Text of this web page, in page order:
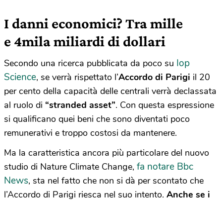
I danni economici? Tra mille
e 4mila miliardi di dollari
Secondo una ricerca pubblicata da poco su Iop
Science, se verrà rispettato l’Accordo di Parigi il 20
per cento della capacità delle centrali verrà declassata
al ruolo di “stranded asset”. Con questa espressione
si qualificano quei beni che sono diventati poco
remunerativi e troppo costosi da mantenere.
Ma la caratteristica ancora più particolare del nuovo
studio di Nature Climate Change, fa notare Bbc
News, sta nel fatto che non si dà per scontato che
l’Accordo di Parigi riesca nel suo intento. Anche se i